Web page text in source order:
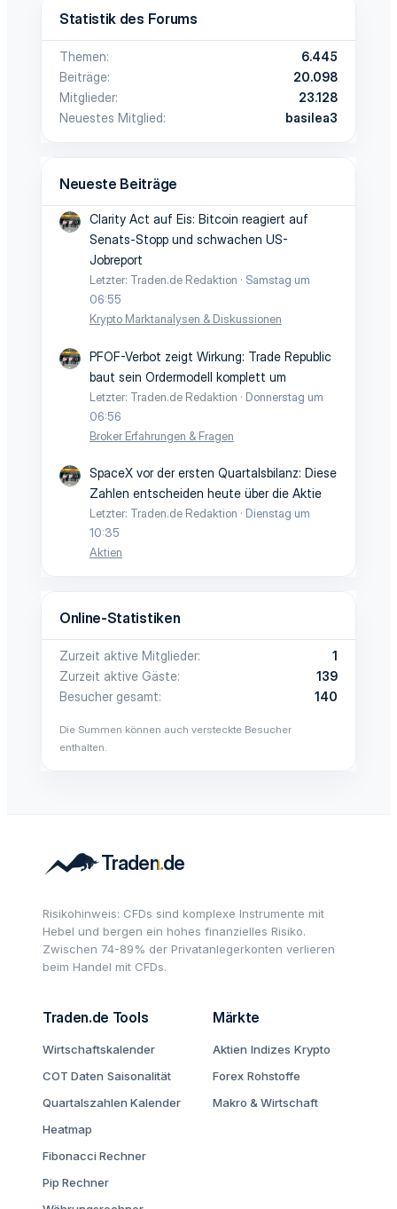
Statistik des Forums
Themen
6.445
Beiträge
20.098
Mitglieder
23.128
Neuestes Mitglied
basilea3
Neueste Beiträge
Clarity Act auf Eis: Bitcoin reagiert auf
Senats-Stopp und schwachen US-
Jobreport
Letzter: Traden.de Redaktion
Samstag um
06:55
Krypto Marktanalysen & Diskussionen
PFOF-Verbot zeigt Wirkung: Trade Republic
baut sein Ordermodell komplett um
Letzter: Traden.de Redaktion
Donnerstag um
06:56
Broker Erfahrungen & Fragen
SpaceX vor der ersten Quartalsbilanz: Diese
Zahlen entscheiden heute über die Aktie
Letzter: Traden.de Redaktion
Dienstag um
10:35
Aktien
Online-Statistiken
Zurzeit aktive Mitglieder
1
Zurzeit aktive Gäste
139
Besucher gesamt
140
Die Summen können auch versteckte Besucher
enthalten.
Risikohinweis: CFDs sind komplexe Instrumente mit
Hebel und bergen ein hohes finanzielles Risiko.
Zwischen 74-89% der Privatanlegerkonten verlieren
beim Handel mit CFDs.
Traden.de Tools
Wirtschaftskalender
COT Daten Saisonalität
Quartalszahlen Kalender
Heatmap
Fibonacci Rechner
Pip Rechner
Märkte
Aktien Indizes Krypto
Forex Rohstoffe
Makro & Wirtschaft